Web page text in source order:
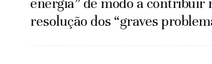
energia” de modo a contribuir
resolução dos “graves